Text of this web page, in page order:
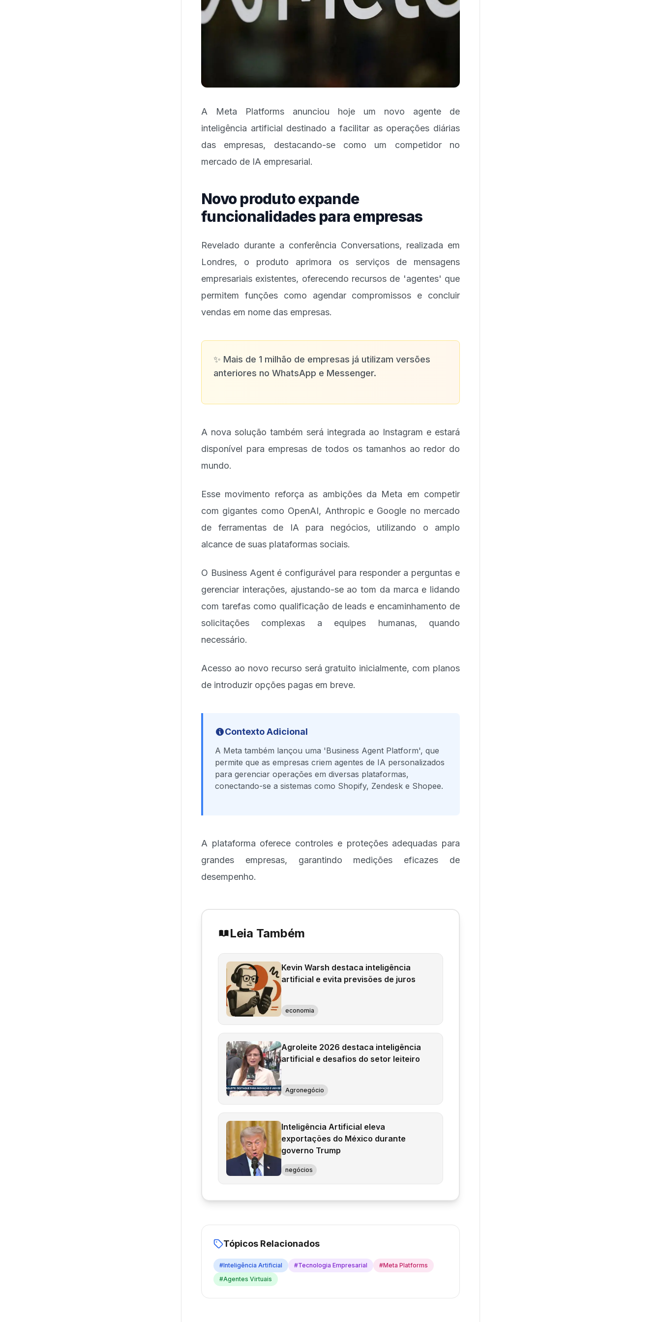
A Meta Platforms anunciou hoje um novo agente de
inteligência artificial destinado a facilitar as operações diárias
das empresas, destacando-se como um competidor no
mercado de IA empresarial.
Novo produto expande
funcionalidades para empresas
Revelado durante a conferência Conversations, realizada em
Londres, o produto aprimora os serviços de mensagens
empresariais existentes, oferecendo recursos de 'agentes' que
permitem funções como agendar compromissos e concluir
vendas em nome das empresas.
✨ Mais de 1 milhão de empresas já utilizam versões
anteriores no WhatsApp e Messenger.
A nova solução também será integrada ao Instagram e estará
disponível para empresas de todos os tamanhos ao redor do
mundo.
Esse movimento reforça as ambições da Meta em competir
com gigantes como OpenAI, Anthropic e Google no mercado
de ferramentas de IA para negócios, utilizando o amplo
alcance de suas plataformas sociais.
O Business Agent é configurável para responder a perguntas e
gerenciar interações, ajustando-se ao tom da marca e lidando
com tarefas como qualificação de leads e encaminhamento de
solicitações complexas a equipes humanas, quando
necessário.
Acesso ao novo recurso será gratuito inicialmente, com planos
de introduzir opções pagas em breve.
Contexto Adicional
A Meta também lançou uma 'Business Agent Platform', que
permite que as empresas criem agentes de IA personalizados
para gerenciar operações em diversas plataformas,
conectando-se a sistemas como Shopify, Zendesk e Shopee.
A plataforma oferece controles e proteções adequadas para
grandes empresas, garantindo medições eficazes de
desempenho.
Leia Também
Kevin Warsh destaca inteligência
artificial e evita previsões de juros
economia
Agroleite 2026 destaca inteligência
artificial e desafios do setor leiteiro
Agronegócio
Inteligência Artificial eleva
exportações do México durante
governo Trump
negócios
Tópicos Relacionados
#Inteligência Artificial #Tecnologia Empresarial #Meta Platforms
#Agentes Virtuais